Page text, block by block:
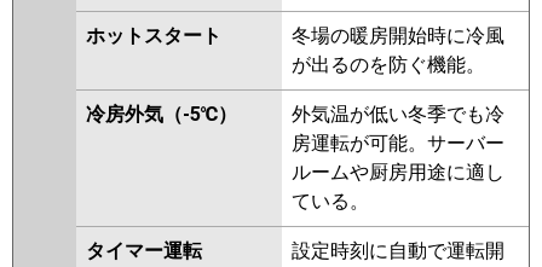
ホットスタート
冬場の暖房開始時に冷風
が出るのを防ぐ機能。
冷房外気（-5℃）
外気温が低い冬季でも冷
房運転が可能。サーバー
ルームや厨房用途に適し
ている。
タイマー運転
設定時刻に自動で運転開